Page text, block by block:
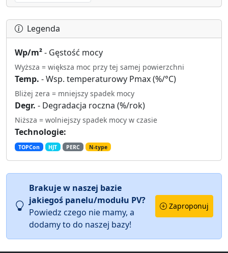
Legenda
Wp/m²- Gęstość mocy
Wyższa = większa moc przy tej samej powierzchni
Temp. - Wsp. temperaturowy Pmax (%/°C)
Bliżej zera = mniejszy spadek mocy
Degr. - Degradacja roczna (%/rok)
Niższa = wolniejszy spadek mocy w czasie
Technologie:
TOPCon HJT PERC N-type
Brakuje w naszej bazie
jakiegoś panelu/modułu PV?
Powiedz czego nie mamy, a
dodamy to do naszej bazy!
Zaproponuj